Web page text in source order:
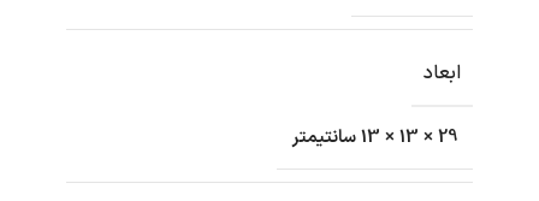
ابعاد
29 × 13 × 13 سانتیمتر